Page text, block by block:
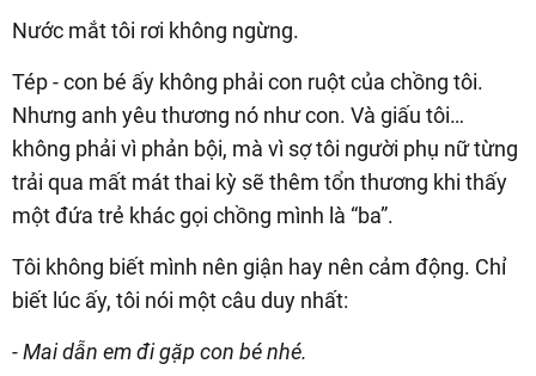
Nước mắt tôi rơi không ngừng.
Tép - con bé ấy không phải con ruột của chồng tôi.
Nhưng anh yêu thương nó như con. Và giấu tôi…
không phải vì phản bội, mà vì sợ tôi người phụ nữ từng
trải qua mất mát thai kỳ sẽ thêm tổn thương khi thấy
một đứa trẻ khác gọi chồng mình là “ba”.
Tôi không biết mình nên giận hay nên cảm động. Chỉ
biết lúc ấy, tôi nói một câu duy nhất:
- Mai dẫn em đi gặp con bé nhé.